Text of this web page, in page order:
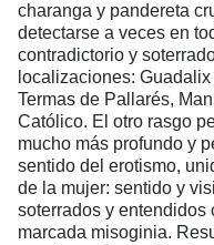
charanga y pandereta
detectarse a veces en
contradictorio y
localizaciones:
Termas de Pallarés,
Católico. El otro rasgo
mucho más profundo y
sentido del erotismo,
de la mujer: sentido y
soterrados y entendidos
marcada misoginia.